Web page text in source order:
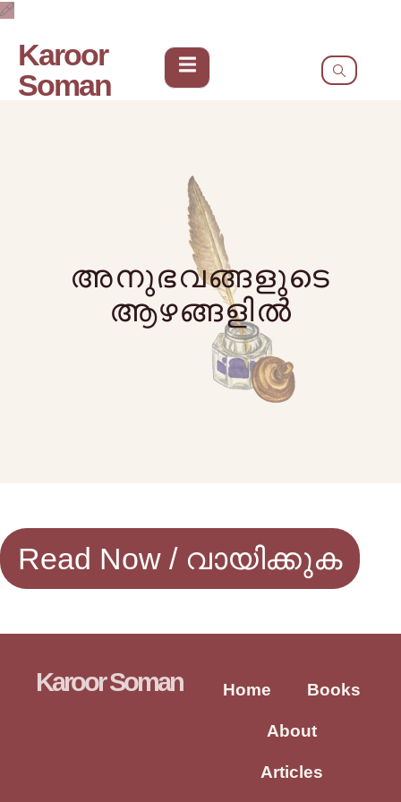
Karoor
Soman
അനുഭവങ്ങളുടെ
ആഴങ്ങളിൽ
Read Now / വായിക്കുക
Karoor Soman Home Books
About
Articles